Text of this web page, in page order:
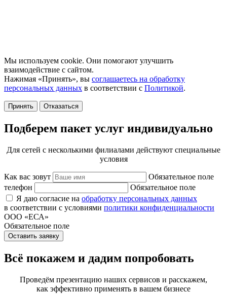
Мы используем cookie. Они помогают улучшить
взаимодействие с сайтом.
Нажимая «Принять», вы соглашаетесь на обработку
персональных данных в соответствии с Политикой.
Принять Отказаться
Подберем пакет услуг индивидуально
Для сетей с несколькими филиалами действуют специальные
условия
Как вас зовут
Обязательное поле
телефон
Обязательное поле
Я даю согласие на обработку персональных данных
в соответствии с условиями политики конфиденциальности
ООО «ЕСА»
Обязательное поле
Оставить заявку
Всё покажем и дадим попробовать
Проведём презентацию наших сервисов и расскажем,
как эффективно применять в вашем бизнесе